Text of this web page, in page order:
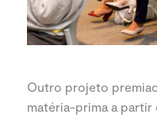
Outro projeto
matéria-prima a